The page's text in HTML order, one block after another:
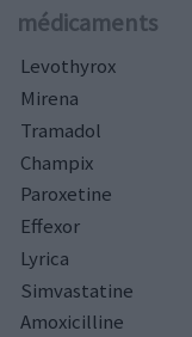
médicaments
Levothyrox
Mirena
Tramadol
Champix
Paroxetine
Effexor
Lyrica
Simvastatine
Amoxicilline